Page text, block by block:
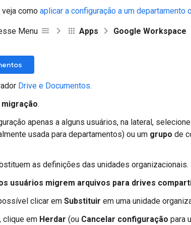
como aplicar a configuração a um departamento
Menu Apps Google Workspace
Drive e Documentos.
.
apenas a alguns usuários, na lateral,
usada para departamentos) ou um grupo de
as definições das unidades organizacionais.
usuários migrem arquivos para drives
clicar em Substituir em uma unidade
clique em Herdar (ou Cancelar configuração para